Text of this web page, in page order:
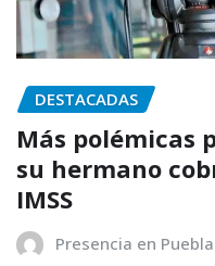
DESTACADAS
Más polémicas
su hermano
IMSS
Presencia en Puebla